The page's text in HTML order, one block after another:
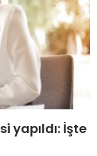
yapıldı: İşte